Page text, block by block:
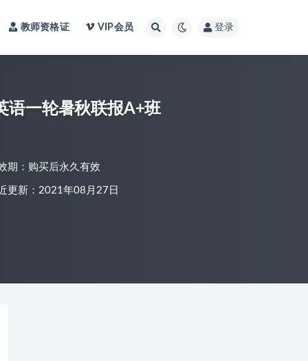
教师资格证 VIP会员 登录
语一轮暑秋联报A+班
期：购买后永久有效
更新：2021年08月27日